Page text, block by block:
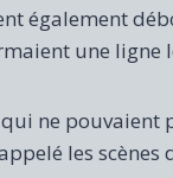
également
une ligne
ne pouvaient
les scènes